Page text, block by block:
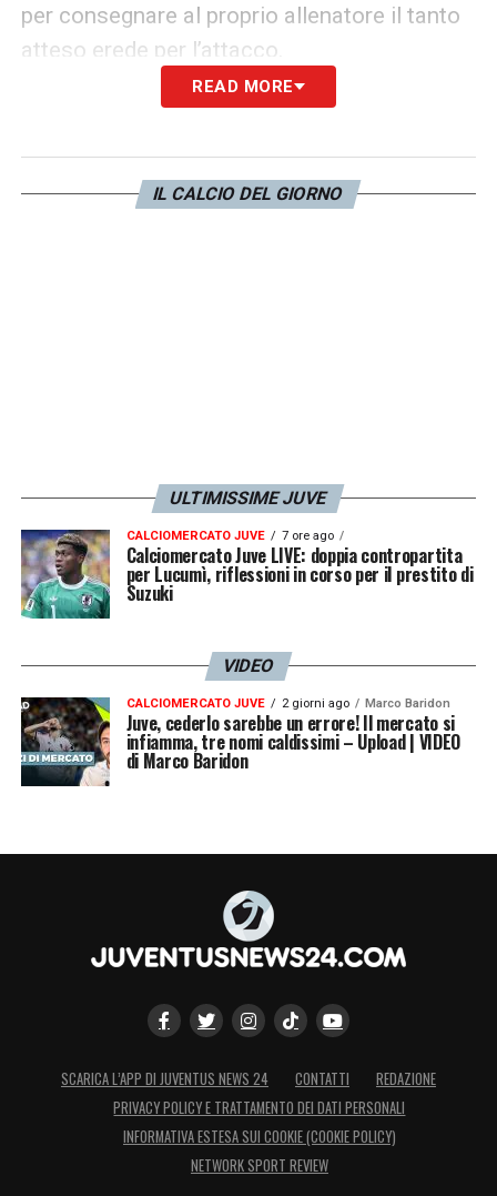
per consegnare al proprio allenatore il tanto
atteso erede per l’attacco.
READ MORE
IL CALCIO DEL GIORNO
ULTIMISSIME JUVE
CALCIOMERCATO JUVE 7 ore ago
Calciomercato Juve LIVE: doppia contropartita
per Lucumì, riflessioni in corso per il prestito di
Suzuki
VIDEO
CALCIOMERCATO JUVE 2 giorni ago Marco Baridon
Juve, cederlo sarebbe un errore! Il mercato si
infiamma, tre nomi caldissimi – Upload | VIDEO
di Marco Baridon
SCARICA L’APP DI JUVENTUS NEWS 24 CONTATTI
REDAZIONE
PRIVACY POLICY E TRATTAMENTO DEI DATI PERSONALI
INFORMATIVA ESTESA SUI COOKIE (COOKIE POLICY)
NETWORK SPORT REVIEW